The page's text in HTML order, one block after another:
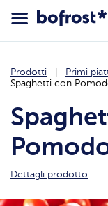
Prodotti Primi
Spaghetti con
Dettagli prodotto